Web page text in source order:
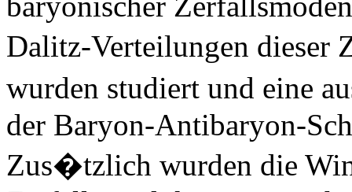
Dalitz-Verteilungen
wurden studiert und eine
der Baryon-Antibaryon-
Zus�tzlich wurden die